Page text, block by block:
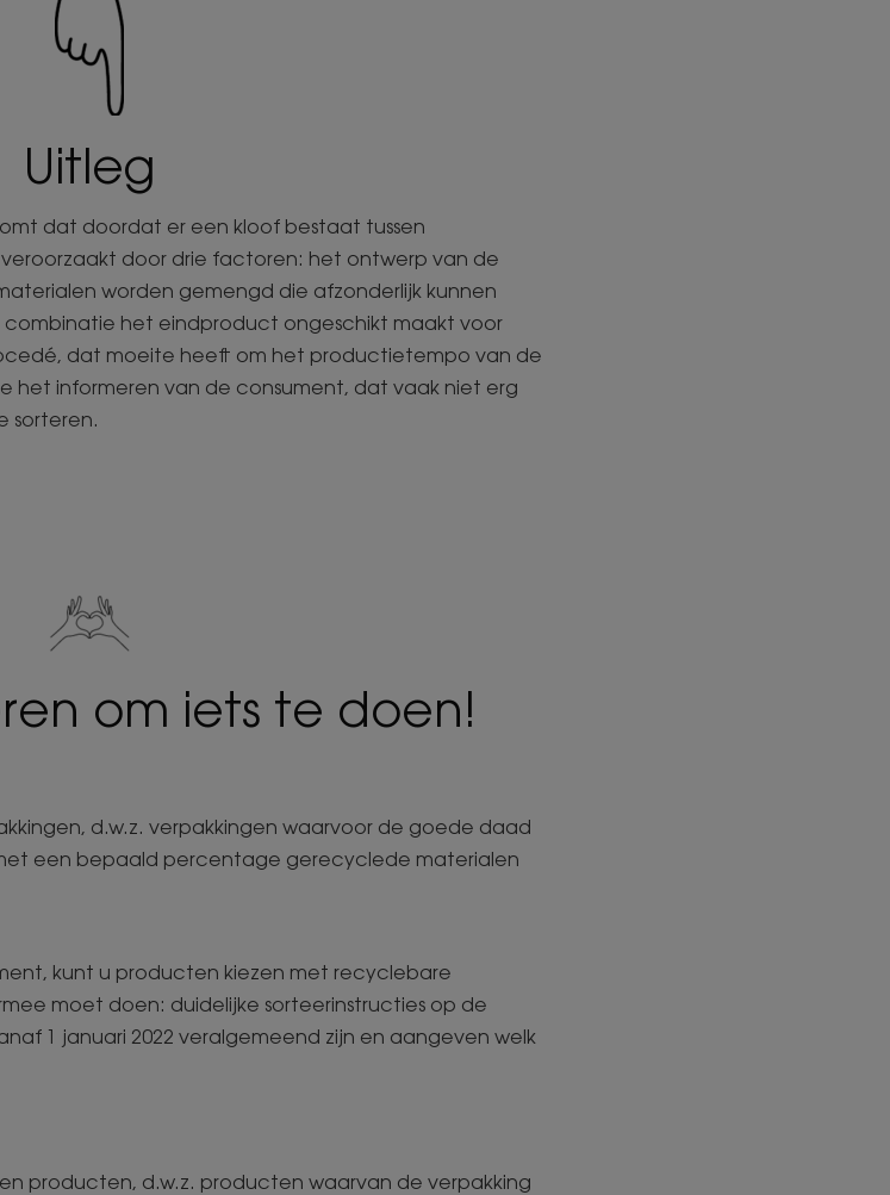
Uitleg
dat doordat er een kloof bestaat tussen
door drie factoren: het ontwerp van de
worden gemengd die afzonderlijk kunnen
het eindproduct ongeschikt maakt voor
dat moeite heeft om het productietempo van de
het informeren van de consument, dat vaak niet erg
sorteren.
om iets te doen!
d.w.z. verpakkingen waarvoor de goede daad
een bepaald percentage gerecyclede materialen
kunt u producten kiezen met recyclebare
moet doen: duidelijke sorteerinstructies op de
1 januari 2022 veralgemeend zijn en aangeven welk
producten, d.w.z. producten waarvan de verpakking